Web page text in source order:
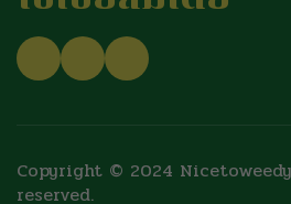
Copyright © 2024
reserved.